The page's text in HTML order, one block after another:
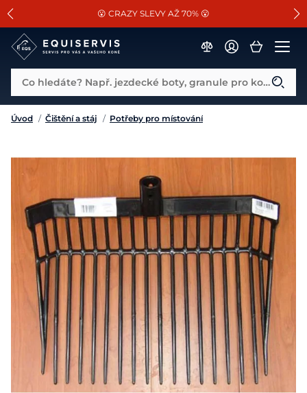
SLEVA 13% na vše od Cassini!
😮 CRAZY SLEVY AŽ 70% 😮
📐Pasování a doplňky k vybraným sedlům ZDARMA 🐴
Co hledáte? Např. jezdecké boty, granule pro koně...
Úvod / Čištění a stáj / Potřeby pro místování